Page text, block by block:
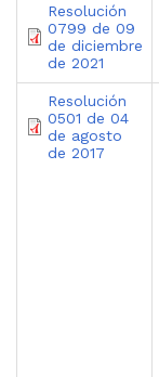
Resolución
0799 de 09
de diciembre
de 2021
Resolución
0501 de 04
de agosto
de 2017